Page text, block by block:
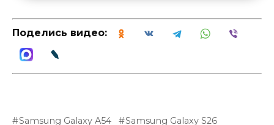
Поделись видео:
Samsung Galaxy A54
Samsung Galaxy S26